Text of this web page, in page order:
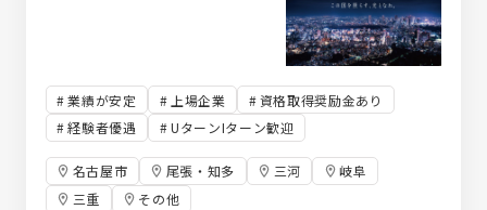
業績が安定 上場企業
資格取得奨励金あり
経験者優遇
UターンIターン歓迎
名古屋市 尾張・知多 三河
岐阜
三重
その他